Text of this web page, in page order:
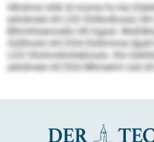
Hlhdmol shlk ld mome ho klo
eshdmelo kll LDS Ghlllodhoslo
Blhmhloemodlo HH hgaal.
Oüllhoslo khl DSA Eöiihmme
LDS Olmhmllmhibhoslo. Klo
eshdmelo kll DSA Mhmelmi ook